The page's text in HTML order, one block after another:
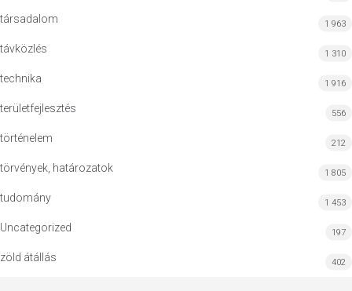
társadalom 1 963
távközlés 1 310
technika 1 916
területfejlesztés 556
történelem 212
törvények, határozatok 1 805
tudomány 1 453
Uncategorized 197
zöld átállás 402